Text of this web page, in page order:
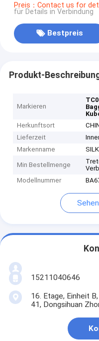
Preis：Contact us for
für Details in Verbindung
Bestpreis
Produkt-
Markieren
Herkunftsort
Lieferzeit
Markenname
SILK
Min Bestellmenge
Modellnummer
15211040646
16. Etage, Einheit
41, Dongsihuan